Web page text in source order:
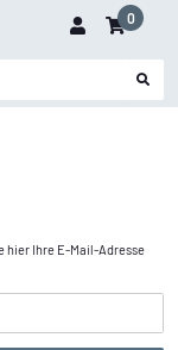
0
hier Ihre E-Mail-Adresse